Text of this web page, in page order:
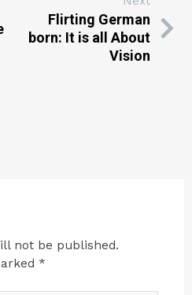
Flirting German
born: It is all About
Vision
not be published.
*